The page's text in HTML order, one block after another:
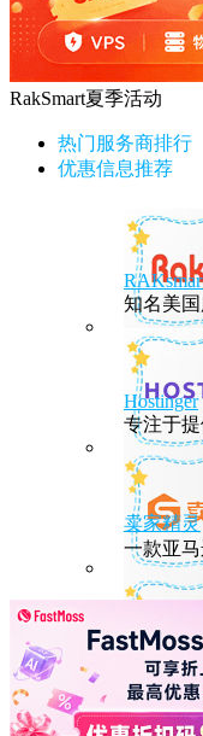
RakSmart夏季活动
热门服务商排行
优惠信息推荐
知名美国
Hostinger
专注于提
卖家精灵
一款亚
HostEase
性能出